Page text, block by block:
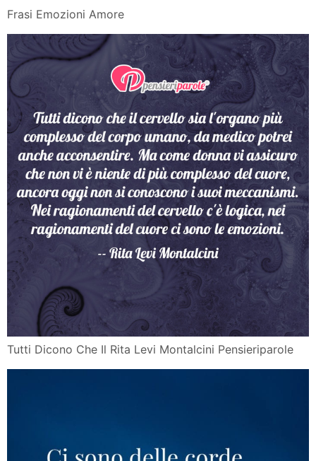
Frasi Emozioni Amore
Tutti Dicono Che Il Rita Levi Montalcini Pensieriparole